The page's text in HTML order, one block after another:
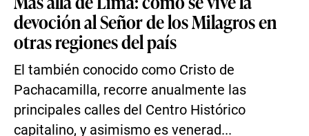
devoción al Señor de los Milagros en
otras regiones del país
El también conocido como Cristo de
Pachacamilla, recorre anualmente las
principales calles del Centro Histórico
capitalino, y asimismo es venerad...